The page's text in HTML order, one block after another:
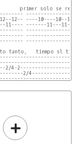
primer solo se
----------------
12-- ----10----10--
11---- -------11---
tanto,   tiempo sl
2/4-
2/
hecho el mismo
ÉL entonces
es buena
cuenta en que parte
+